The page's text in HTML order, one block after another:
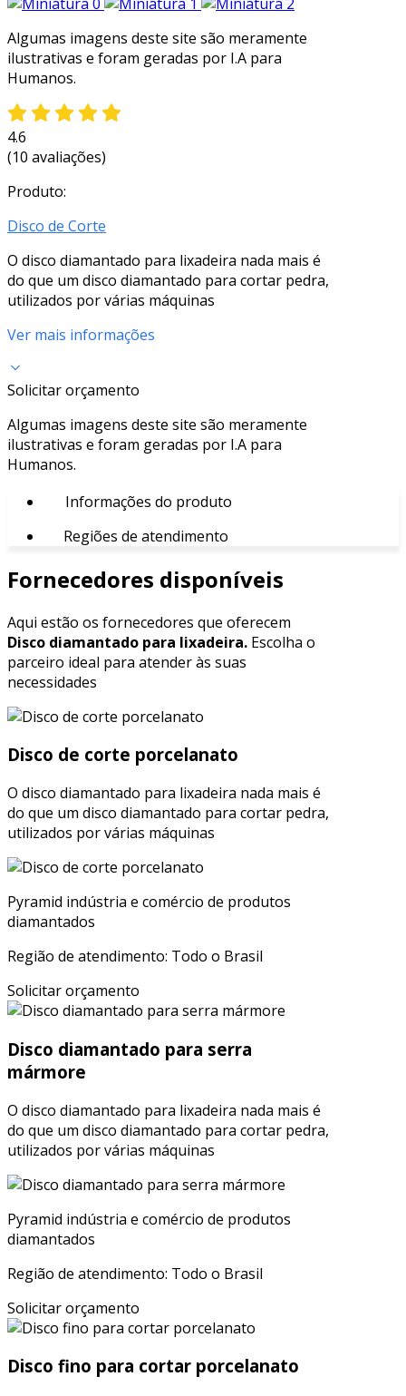
Algumas imagens deste site são meramente
ilustrativas e foram geradas por I.A para
Humanos.
4.6
(10 avaliações)
Produto:
Disco de Corte
O disco diamantado para lixadeira nada mais é
do que um disco diamantado para cortar pedra,
utilizados por várias máquinas
Ver mais informações
Solicitar orçamento
Algumas imagens deste site são meramente
ilustrativas e foram geradas por I.A para
Humanos.
Informações do produto
Regiões de atendimento
Fornecedores disponíveis
Aqui estão os fornecedores que oferecem
Disco diamantado para lixadeira. Escolha o
parceiro ideal para atender às suas
necessidades
Disco de corte porcelanato
O disco diamantado para lixadeira nada mais é
do que um disco diamantado para cortar pedra,
utilizados por várias máquinas
Pyramid indústria e comércio de produtos
diamantados
Região de atendimento: Todo o Brasil
Solicitar orçamento
Disco diamantado para serra
mármore
O disco diamantado para lixadeira nada mais é
do que um disco diamantado para cortar pedra,
utilizados por várias máquinas
Pyramid indústria e comércio de produtos
diamantados
Região de atendimento: Todo o Brasil
Solicitar orçamento
Disco fino para cortar porcelanato